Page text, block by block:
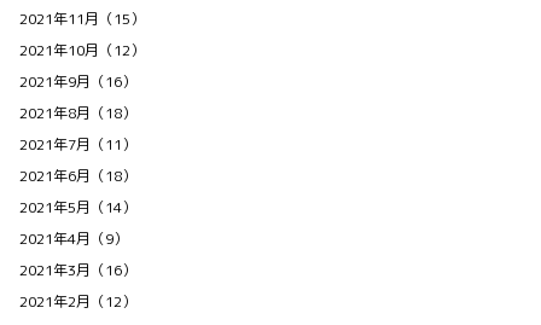
2021年11月（15）
2021年10月（12）
2021年9月（16）
2021年8月（18）
2021年7月（11）
2021年6月（18）
2021年5月（14）
2021年4月（9）
2021年3月（16）
2021年2月（12）